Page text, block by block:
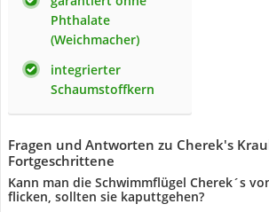
Phthalate
(Weichmacher)
integrierter
Schaumstoffkern
Fragen und Antworten zu Cherek's
Fortgeschrittene
Kann man die Schwimmflügel Cherek´s
flicken, sollten sie kaputtgehen?